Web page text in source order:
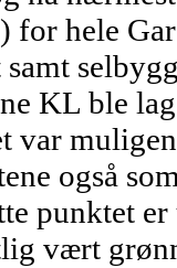
hele
KL ble
også
punktet
vært